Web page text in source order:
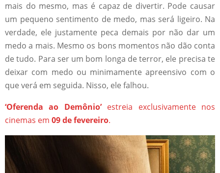
mais do mesmo, mas é capaz de divertir. Pode causar
um pequeno sentimento de medo, mas será ligeiro. Na
verdade, ele justamente peca demais por não dar um
medo a mais. Mesmo os bons momentos não dão conta
de tudo. Para ser um bom longa de terror, ele precisa te
deixar com medo ou minimamente apreensivo com o
que verá em seguida. Nisso, ele falhou.
‘Oferenda ao Demônio’estreia exclusivamente nos
cinemas em 09 de fevereiro.